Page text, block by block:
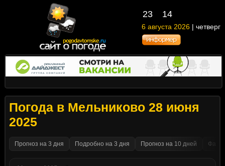
23 14
6 августа 2026 | четверг
Погода в Мельниково 28 июня
2025
Прогноз на 3 дня Подробно на 3 дня Прогноз на 10 дней